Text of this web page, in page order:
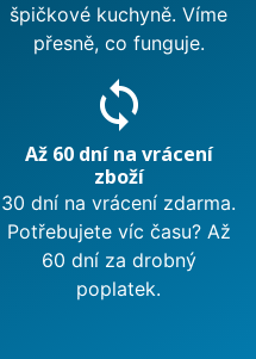
špičkové kuchyně. Víme
přesně, co funguje.
sync
Až 60 dní na vrácení
zboží
30 dní na vrácení zdarma.
Potřebujete víc času? Až
60 dní za drobný
poplatek.